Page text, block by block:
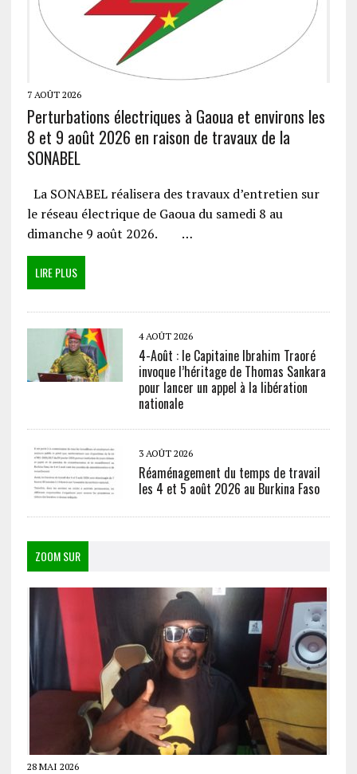
7 AOÛT 2026
Perturbations électriques à Gaoua et environs les
8 et 9 août 2026 en raison de travaux de la
SONABEL
La SONABEL réalisera des travaux d’entretien sur
le réseau électrique de Gaoua du samedi 8 au
dimanche 9 août 2026. …
LIRE PLUS
4 AOÛT 2026
4-Août : le Capitaine Ibrahim Traoré
invoque l’héritage de Thomas Sankara
pour lancer un appel à la libération
nationale
3 AOÛT 2026
Réaménagement du temps de travail
les 4 et 5 août 2026 au Burkina Faso
ZOOM SUR
28 MAI 2026